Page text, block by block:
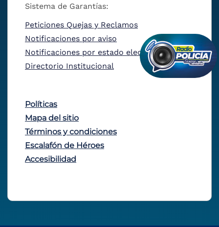
Sistema de Garantías:
Peticiones Quejas y Reclamos
Notificaciones por aviso
Notificaciones por estado electrónico
Directorio Institucional
Políticas
Mapa del sitio
Términos y condiciones
Escalafón de Héroes
Accesibilidad